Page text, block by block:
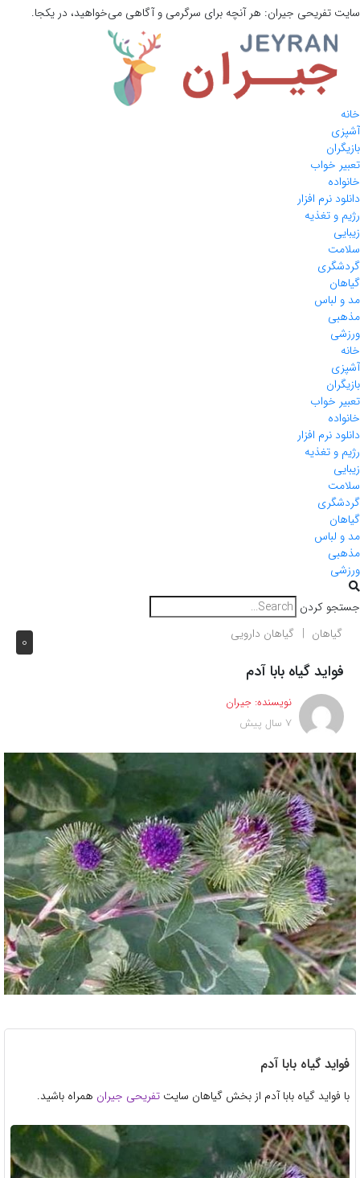
سایت تفریحی جیران: هر آنچه برای سرگرمی و آگاهی می‌خواهید، در یکجا.
خانه
آشپزی
بازیگران
تعبیر خواب
خانواده
دانلود نرم افزار
رژیم و تغذیه
زیبایی
سلامت
گردشگری
گیاهان
مد و لباس
مذهبی
ورزشی
خانه
آشپزی
بازیگران
تعبیر خواب
خانواده
دانلود نرم افزار
رژیم و تغذیه
زیبایی
سلامت
گردشگری
گیاهان
مد و لباس
مذهبی
ورزشی
جستجو کردن
0 گیاهان گیاهان دارویی
فواید گیاه بابا آدم
نویسنده: جیران
7 سال پیش
فواید گیاه بابا آدم
با فواید گیاه بابا آدم از بخش گیاهان سایت تفریحی جیران همراه باشید.